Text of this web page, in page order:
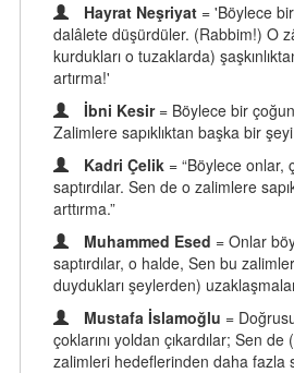
Hayrat Neşriyat = 'Böylece
dalâlete düşürdüler. (Rabbim!) O
kurdukları o tuzaklarda)
artırma!'
İbni Kesir = Böylece bir
Zalimlere sapıklıktan başka bir
Kadri Çelik = “Böylece onlar,
saptırdılar. Sen de o zalimlere
arttırma.”
Muhammed Esed = Onlar
saptırdılar, o halde, Sen bu
duydukları şeylerden)
Mustafa İslamoğlu =
çoklarını yoldan çıkardılar; Sen de
zalimleri hedeflerinden daha fazla